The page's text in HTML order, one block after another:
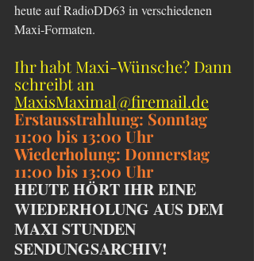
heute auf RadioDD63 in verschiedenen
Maxi-Formaten.
Ihr habt Maxi-Wünsche? Dann
schreibt an
MaxisMaximal@firemail.de
Erstausstrahlung: Sonntag
11:00 bis 13:00 Uhr
Wiederholung: Donnerstag
11:00 bis 13:00 Uhr
HEUTE HÖRT IHR EINE
WIEDERHOLUNG AUS DEM
MAXI STUNDEN
SENDUNGSARCHIV!